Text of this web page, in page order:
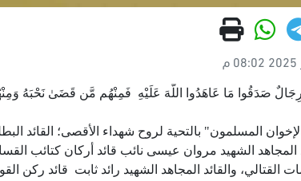
صَدَقُوا مَا عَاهَدُوا اللَّهَ عَلَيْهِ فَمِنْهُم مَّن قَضَىٰ نَحْبَهُ وَمِنْهُم
المسلمون" بالتحية لروح شهداء الأقصى؛ القائد
المجاهد الشهيد مروان عيسى نائب قائد أركان كتائب
القتالي، والقائد المجاهد الشهيد رائد ثابت قائد ركن